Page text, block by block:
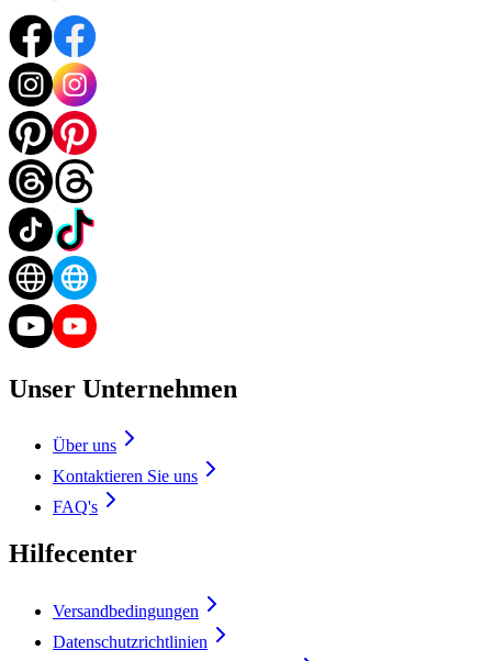
Unser Unternehmen
Über uns
Kontaktieren Sie uns
FAQ's
Hilfecenter
Versandbedingungen
Datenschutzrichtlinien